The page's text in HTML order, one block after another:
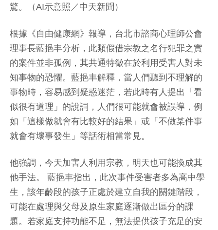
驚。（AI示意照／中天新聞）
根據《自由健康網》報導，台北市諮商心理師公會
理事長藍挹丰分析，此類假借宗教之名行犯罪之實
的案件並非孤例，其共通特徵在於利用受害人對未
知事物的恐懼。藍挹丰解釋，當人們聽到不理解的
事物時，容易感到疑惑迷茫，若此時有人提出「看
似很有道理」的說詞，人們很可能就會被誤導，例
如「這樣做就會有比較好的結果」或「不做某件事
就會有壞事發生」等話術相當常見。
他強調，今天加害人利用宗教，明天也可能換成其
他手法。 藍挹丰指出，此次事件受害者多為高中學
生，該年齡段的孩子正處於建立自我的關鍵階段，
可能在處理與父母及原生家庭逐漸做出區分的課
題。若家庭支持功能不足，無法提供孩子充足的安